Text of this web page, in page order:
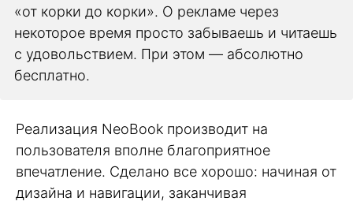
«от корки до корки». О рекламе через
некоторое время просто забываешь и читаешь
с удовольствием. При этом — абсолютно
бесплатно.
Реализация NeoBook производит на
пользователя вполне благоприятное
впечатление. Сделано все хорошо: начиная от
дизайна и навигации, заканчивая